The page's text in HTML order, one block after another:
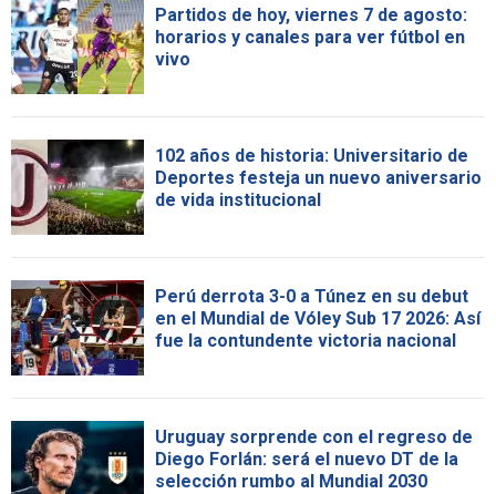
Partidos de hoy, viernes 7 de agosto:
horarios y canales para ver fútbol en
vivo
102 años de historia: Universitario de
Deportes festeja un nuevo aniversario
de vida institucional
Perú derrota 3-0 a Túnez en su debut
en el Mundial de Vóley Sub 17 2026: Así
fue la contundente victoria nacional
Uruguay sorprende con el regreso de
Diego Forlán: será el nuevo DT de la
selección rumbo al Mundial 2030